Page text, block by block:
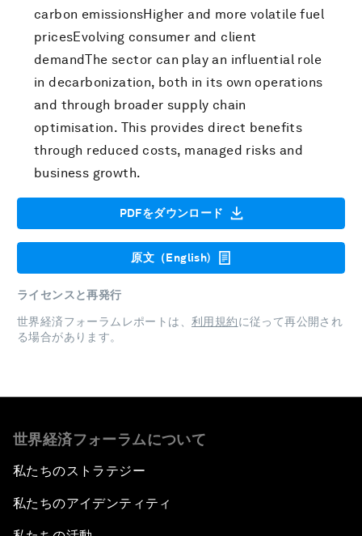
carbon emissionsHigher and more volatile fuel
pricesEvolving consumer and client
demandThe sector can play an influential role
in decarbonization, both in its own operations
and through broader supply chain
optimisation. This provides direct benefits
through reduced costs, managed risks and
business growth.
PDFをダウンロード
原文（English)
ライセンスと再発行
世界経済フォーラムレポートは、 利用規約に従って再公開され
る場合があります。
世界経済フォーラムについて
私たちのストラテジー
私たちのアイデンティティ